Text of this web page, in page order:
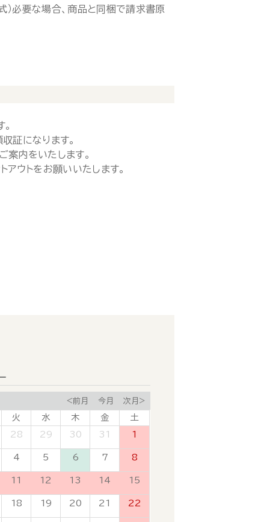
）必要な場合、商品と同梱で請求書原
証になります。
内をいたします。
ウトをお願いいたします。
<前月 今月 次月>
火 水 木 金
土
28 29 30 31 1
4 5 6 7 8
11 12 13 14 15
18 19 20 21 22